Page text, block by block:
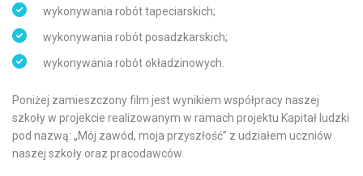
wykonywania robót tapeciarskich;
wykonywania robót posadzkarskich;
wykonywania robót okładzinowych.
Poniżej zamieszczony film jest wynikiem współpracy naszej
szkoły w projekcie realizowanym w ramach projektu Kapitał ludzki
pod nazwą: „Mój zawód, moja przyszłość” z udziałem uczniów
naszej szkoły oraz pracodawców.